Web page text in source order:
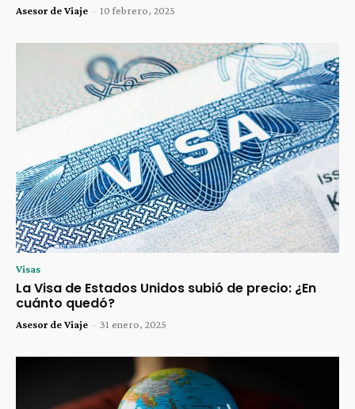
Asesor de Viaje - 10 febrero, 2025
Visas
La Visa de Estados Unidos subió de precio: ¿En
cuánto quedó?
Asesor de Viaje - 31 enero, 2025